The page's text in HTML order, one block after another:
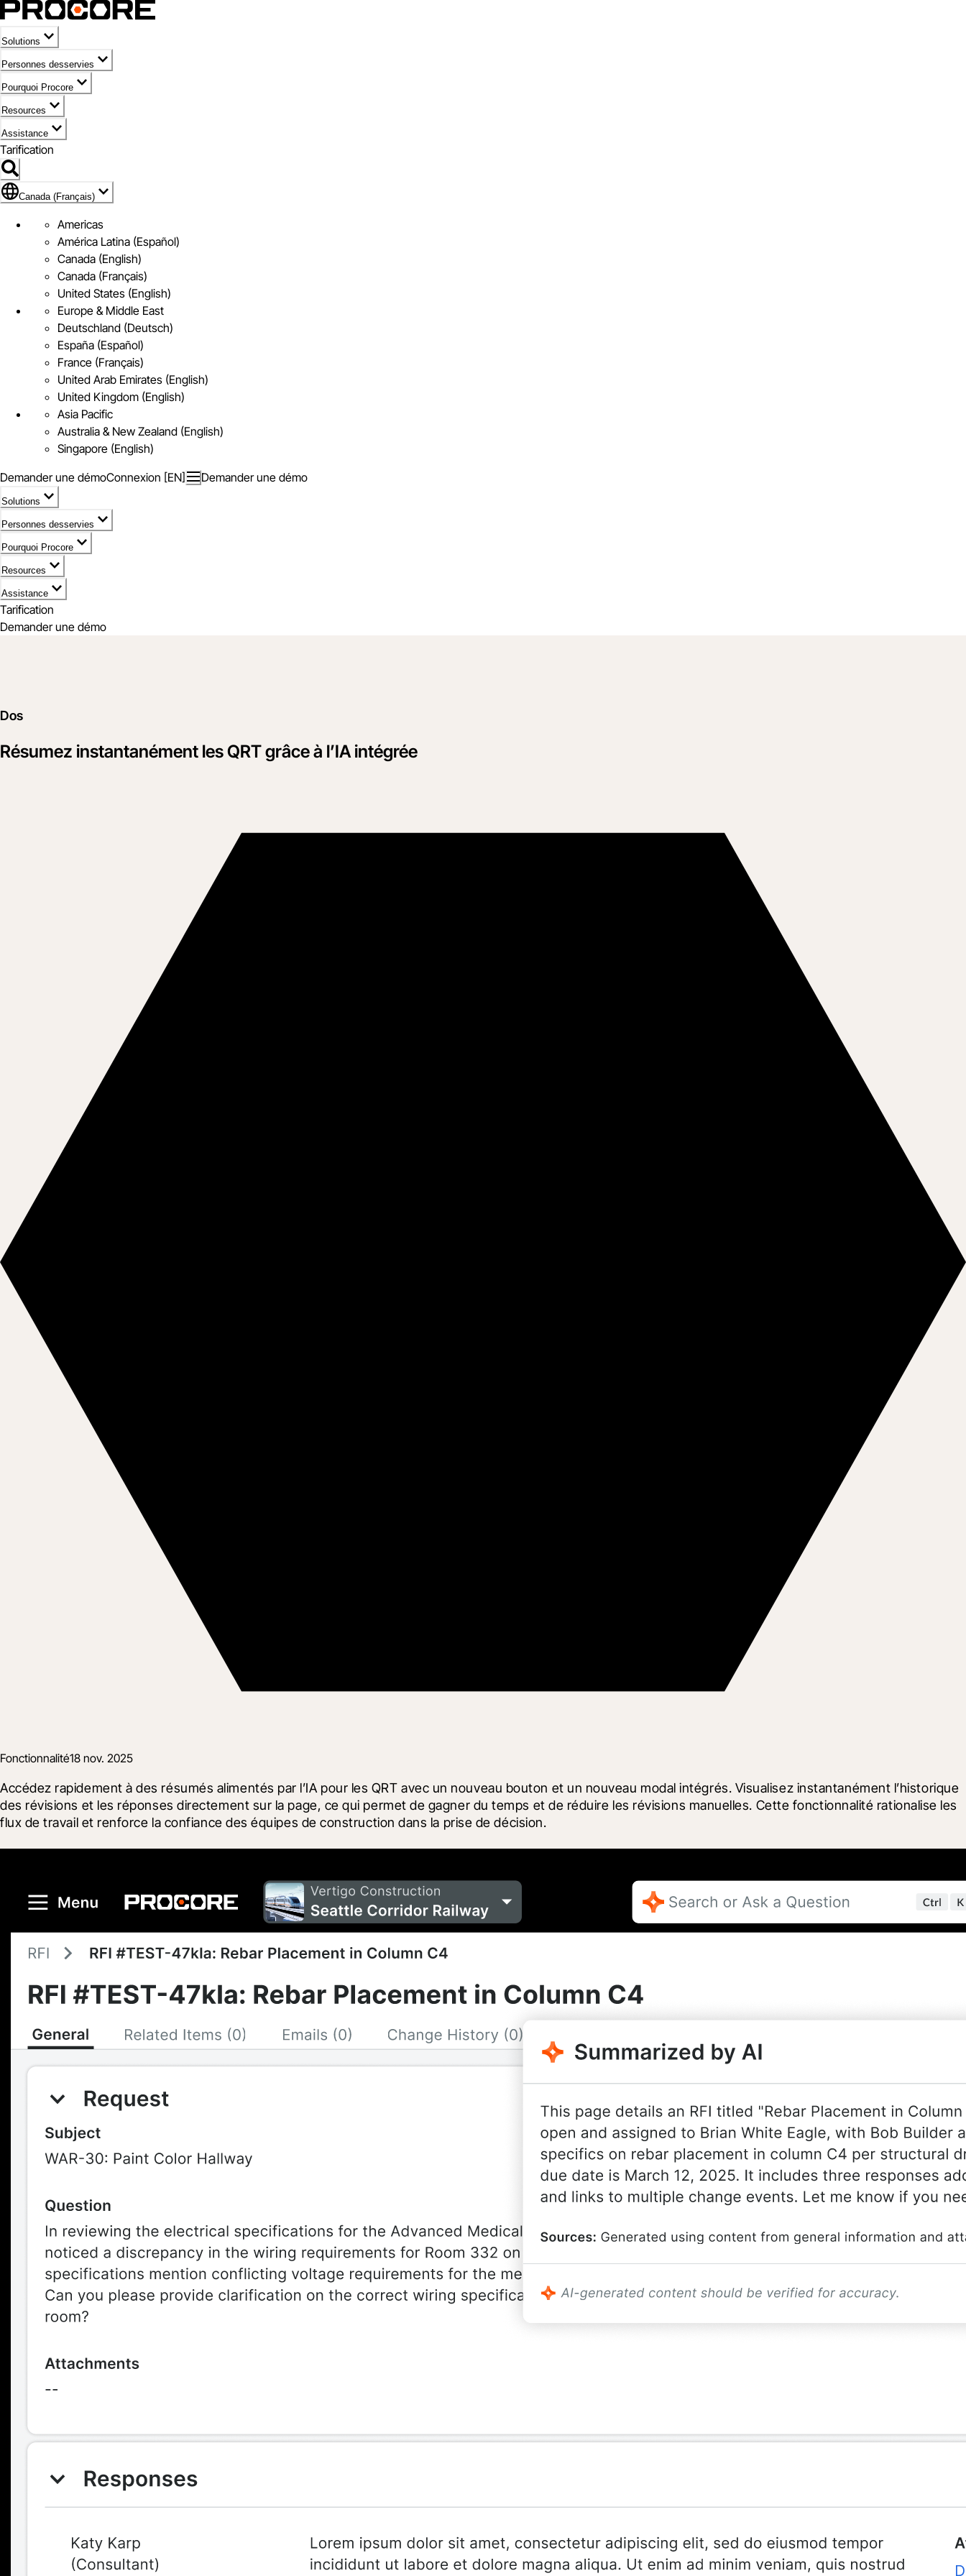
Solutions
Personnes desservies
Pourquoi Procore
Resources
Assistance
Tarification
Pavillon de Canada (Français)
Canada (Français)
Americas
América Latina (Español)
Canada (English)
Canada (Français)
United States (English)
Europe & Middle East
Deutschland (Deutsch)
España (Español)
France (Français)
United Arab Emirates (English)
United Kingdom (English)
Asia Pacific
Australia & New Zealand (English)
Singapore (English)
Demander une démoConnexion [EN] Demander une démo
Solutions
Personnes desservies
Pourquoi Procore
Resources
Assistance
Tarification
Demander une démo
Dos
Résumez instantanément les QRT grâce à l’IA intégrée
Fonctionnalité18 nov. 2025
Accédez rapidement à des résumés alimentés par l’IA pour les QRT avec un nouveau bouton et un nouveau modal intégrés. Visualisez instantanément l’historique
des révisions et les réponses directement sur la page, ce qui permet de gagner du temps et de réduire les révisions manuelles. Cette fonctionnalité rationalise les
flux de travail et renforce la confiance des équipes de construction dans la prise de décision.